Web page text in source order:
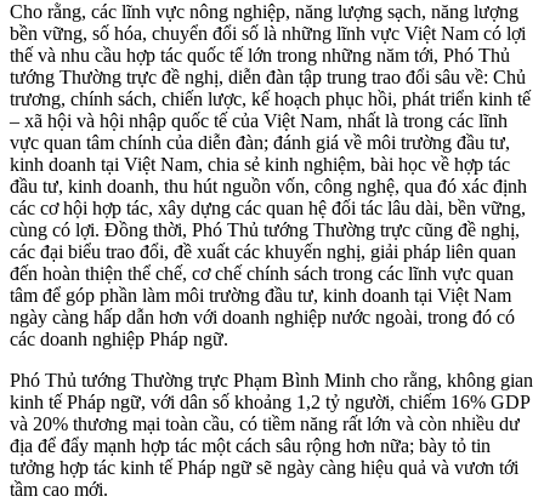
Cho rằng, các lĩnh vực nông nghiệp, năng lượng sạch, năng lượng
bền vững, số hóa, chuyển đổi số là những lĩnh vực Việt Nam có lợi
thế và nhu cầu hợp tác quốc tế lớn trong những năm tới, Phó Thủ
tướng Thường trực đề nghị, diễn đàn tập trung trao đổi sâu về: Chủ
trương, chính sách, chiến lược, kế hoạch phục hồi, phát triển kinh tế
– xã hội và hội nhập quốc tế của Việt Nam, nhất là trong các lĩnh
vực quan tâm chính của diễn đàn; đánh giá về môi trường đầu tư,
kinh doanh tại Việt Nam, chia sẻ kinh nghiệm, bài học về hợp tác
đầu tư, kinh doanh, thu hút nguồn vốn, công nghệ, qua đó xác định
các cơ hội hợp tác, xây dựng các quan hệ đối tác lâu dài, bền vững,
cùng có lợi. Đồng thời, Phó Thủ tướng Thường trực cũng đề nghị,
các đại biểu trao đổi, đề xuất các khuyến nghị, giải pháp liên quan
đến hoàn thiện thể chế, cơ chế chính sách trong các lĩnh vực quan
tâm để góp phần làm môi trường đầu tư, kinh doanh tại Việt Nam
ngày càng hấp dẫn hơn với doanh nghiệp nước ngoài, trong đó có
các doanh nghiệp Pháp ngữ.
Phó Thủ tướng Thường trực Phạm Bình Minh cho rằng, không gian
kinh tế Pháp ngữ, với dân số khoảng 1,2 tỷ người, chiếm 16% GDP
và 20% thương mại toàn cầu, có tiềm năng rất lớn và còn nhiều dư
địa để đẩy mạnh hợp tác một cách sâu rộng hơn nữa; bày tỏ tin
tưởng hợp tác kinh tế Pháp ngữ sẽ ngày càng hiệu quả và vươn tới
tầm cao mới.